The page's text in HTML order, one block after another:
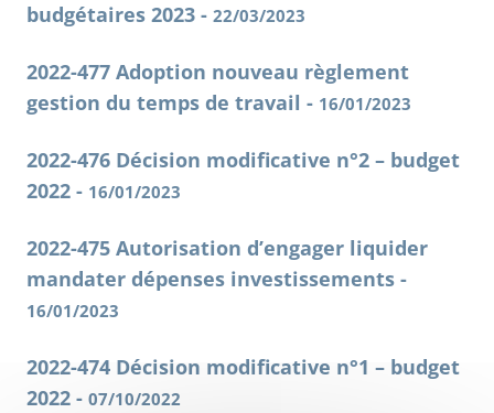
budgétaires 2023 - 22/03/2023
2022-477 Adoption nouveau règlement
gestion du temps de travail - 16/01/2023
2022-476 Décision modificative n°2 – budget
2022 - 16/01/2023
2022-475 Autorisation d’engager liquider
mandater dépenses investissements -
16/01/2023
2022-474 Décision modificative n°1 – budget
2022 - 07/10/2022